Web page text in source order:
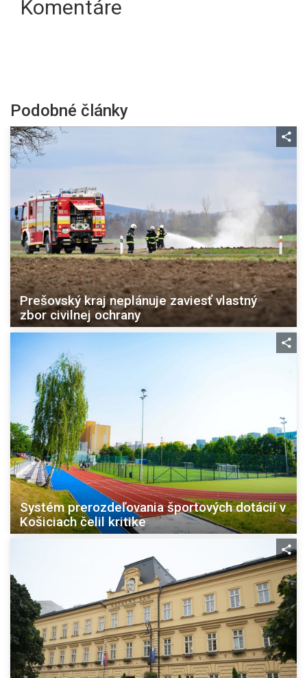
Komentáre
Podobné články
Prešovský kraj neplánuje zaviesť vlastný
zbor civilnej ochrany
Systém prerozdeľovania športových dotácií v
Košiciach čelil kritike